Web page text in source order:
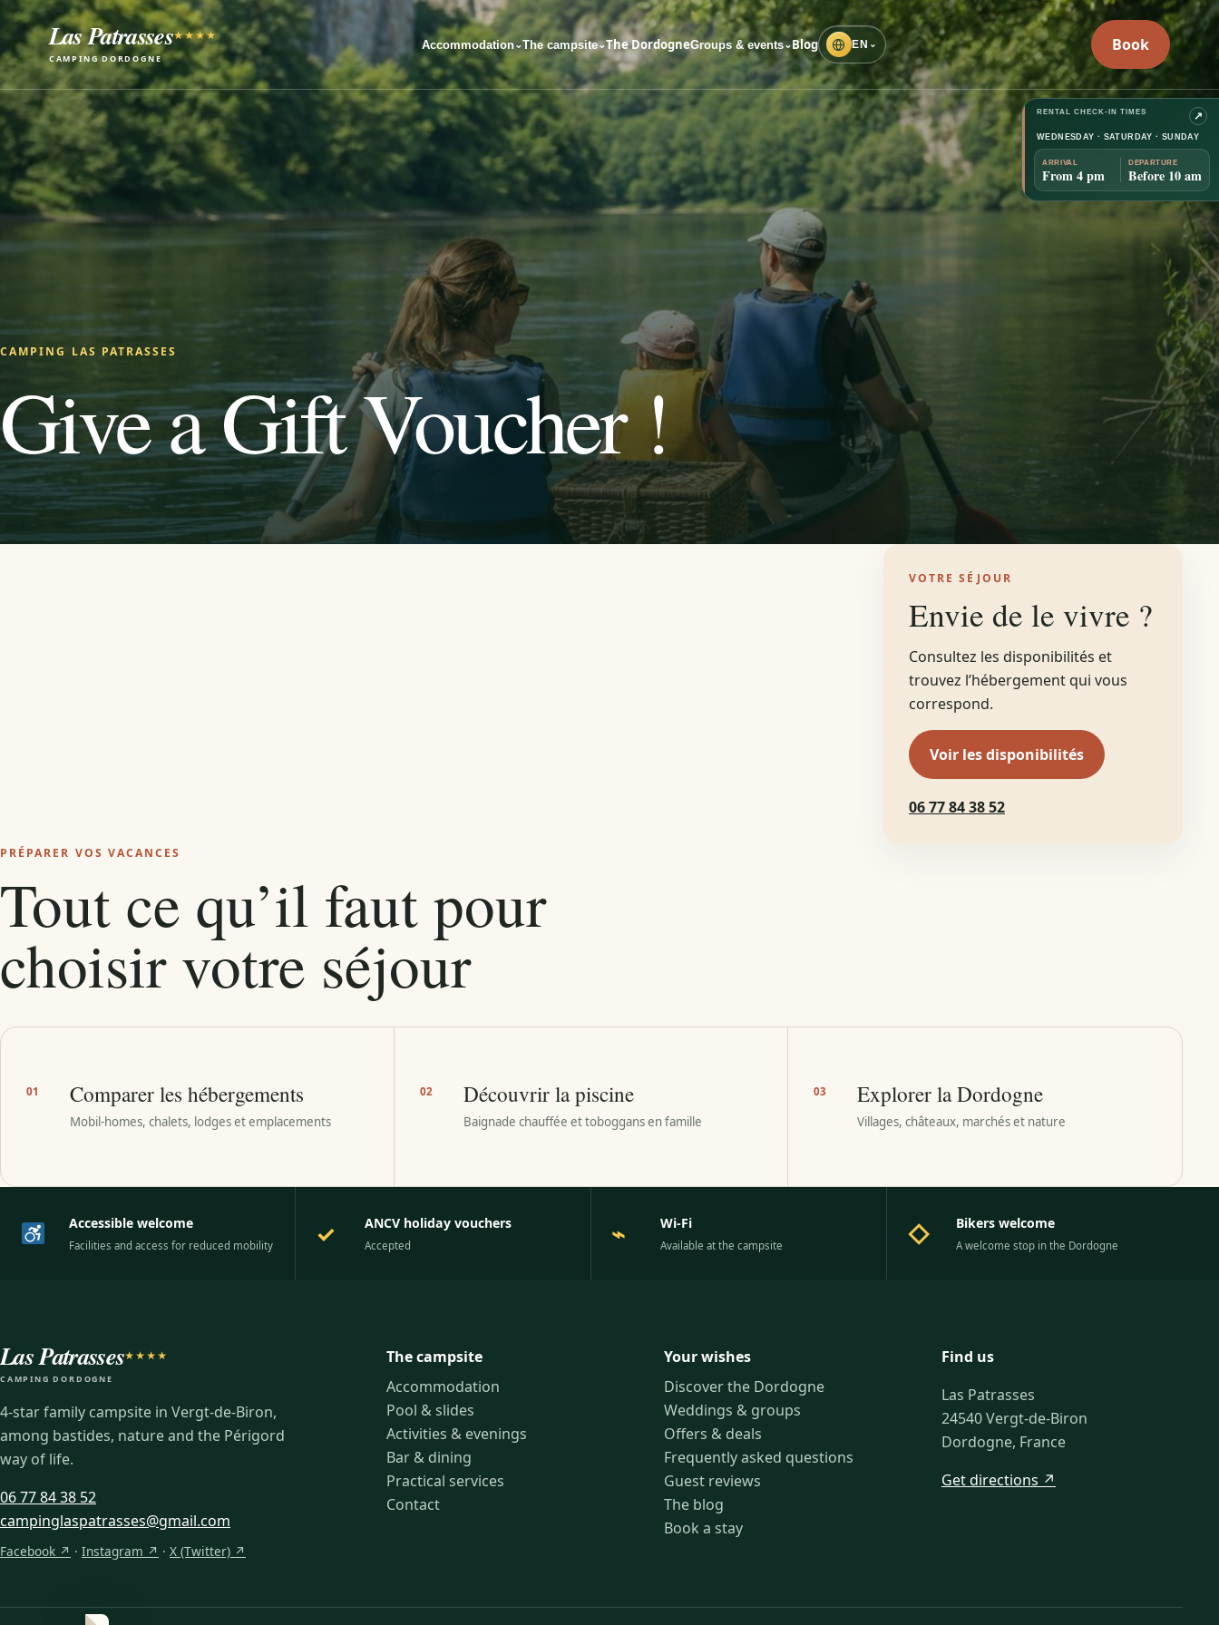
Las Patrasses★★★★
CAMPING DORDOGNE
Accommodation⌄The campsite⌄The DordogneGroups & events⌄Blog EN ⌄ Book
RENTAL CHECK-IN TIMES ↗
WEDNESDAY · SATURDAY · SUNDAY
ARRIVAL
From 4 pm
DEPARTURE
Before 10 am
CAMPING LAS PATRASSES
Give a Gift Voucher !
VOTRE SÉJOUR
Envie de le vivre ?
Consultez les disponibilités et
trouvez l’hébergement qui vous
correspond.
Voir les disponibilités
06 77 84 38 52
PRÉPARER VOS VACANCES
Tout ce qu’il faut pour
choisir votre séjour
01 Comparer les hébergements
Mobil-homes, chalets, lodges et emplacements
02 Découvrir la piscine
Baignade chauffée et toboggans en famille
03 Explorer la Dordogne
Villages, châteaux, marchés et nature
Accessible welcome
Facilities and access for reduced mobility ✓ ANCV holiday vouchers
Accepted ⌁ Wi-Fi
Available at the campsite ◇ Bikers welcome
A welcome stop in the Dordogne
Las Patrasses★★★★
CAMPING DORDOGNE
4-star family campsite in Vergt-de-Biron,
among bastides, nature and the Périgord
way of life.
06 77 84 38 52
campinglaspatrasses@gmail.com
Facebook ↗ · Instagram ↗ · X (Twitter) ↗
The campsite
Accommodation
Pool & slides
Activities & evenings
Bar & dining
Practical services
Contact
Your wishes
Discover the Dordogne
Weddings & groups
Offers & deals
Frequently asked questions
Guest reviews
The blog
Book a stay
Find us
Las Patrasses
24540 Vergt-de-Biron
Dordogne, France
Get directions ↗